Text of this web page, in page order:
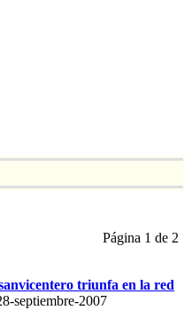
Página 1 de 2
triunfa en la red
septiembre-2007